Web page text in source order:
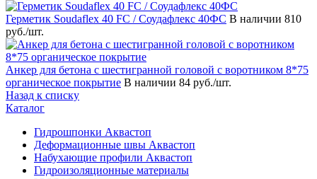
Герметик Soudaflex 40 FC / Соудафлекс 40ФС В наличии 810
руб./шт.
Анкер для бетона с шестигранной головой с воротником 8*75
органическое покрытие В наличии 84 руб./шт.
Назад к списку
Каталог
Гидрошпонки Аквастоп
Деформационные швы Аквастоп
Набухающие профили Аквастоп
Гидроизоляционные материалы